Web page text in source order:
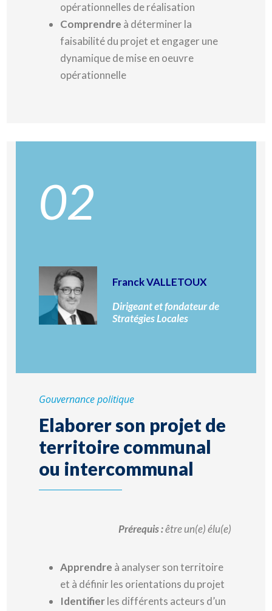
opérationnelles de réalisation
Comprendre à déterminer la
faisabilité du projet et engager une
dynamique de mise en oeuvre
opérationnelle
02
Franck VALLETOUX
Dirigeant et fondateur de
Stratégies Locales
Gouvernance politique
Elaborer son projet de
territoire communal
ou intercommunal
Prérequis :être un(e) élu(e)
Apprendre à analyser son territoire
et à définir les orientations du projet
Identifierles différents acteurs d’un